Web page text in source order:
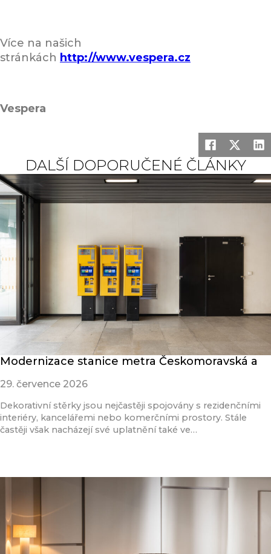
Více na našich
stránkách http://www.vespera.cz
Vespera
DALŠÍ DOPORUČENÉ ČLÁNKY
Modernizace stanice metra Českomoravská a
29. července 2026
Dekorativní stěrky jsou nejčastěji spojovány s rezidenčními
interiéry, kancelářemi nebo komerčními prostory. Stále
častěji však nacházejí své uplatnění také ve…